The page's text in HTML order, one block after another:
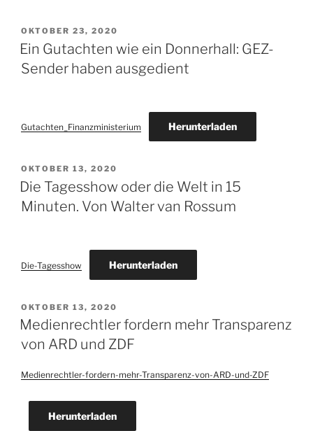
VERÖFFENTLICHT
AM
OKTOBER 23, 2020
Ein Gutachten wie ein Donnerhall: GEZ-
Sender haben ausgedient
Gutachten_Finanzministerium Herunterladen
VERÖFFENTLICHT
AM
OKTOBER 13, 2020
Die Tagesshow oder die Welt in 15
Minuten. Von Walter van Rossum
Die-Tagesshow Herunterladen
VERÖFFENTLICHT
AM
OKTOBER 13, 2020
Medienrechtler fordern mehr Transparenz
von ARD und ZDF
Medienrechtler-fordern-mehr-Transparenz-von-ARD-und-ZDF
Herunterladen